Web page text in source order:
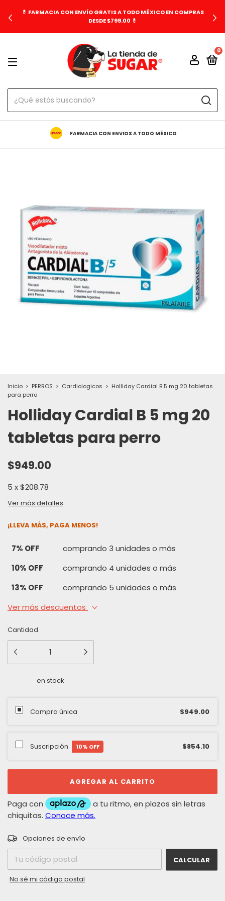
💊 FARMACIA CON ENVÍO GRATIS A TODO MÉXICO EN COMPRAS
DESDE $799.00 💊
0
FARMACIA CON ENVIOS A TODO MÉXICO
Inicio > PERROS > Cardiologicos > Holliday Cardial B 5 mg 20 tabletas
para perro
Holliday Cardial B 5 mg 20
tabletas para perro
$949.00
5 x$208.78
Ver más detalles
¡LLEVA MÁS, PAGA MENOS!
7% OFF
comprando 3 unidades o más
10% OFF
comprando 4 unidades o más
13% OFF
comprando 5 unidades o más
Ver más descuentos
Cantidad
en stock
Compra única $949.00
Suscripción 10% OFF $854.10
Entregas para el CP:
Opciones de envío
CALCULAR
No sé mi código postal